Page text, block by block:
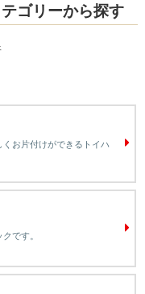
ゴリーから探す
お片付けができるトイハ
です。